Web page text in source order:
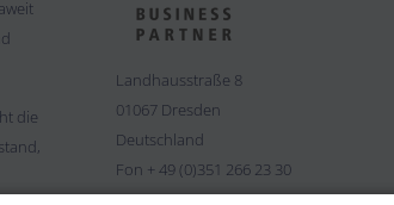
die
Landhausstraße 8
01067 Dresden
Deutschland
Fon + 49 (0)351 266 23 30
Fax + 49 (0)351 266 23 50